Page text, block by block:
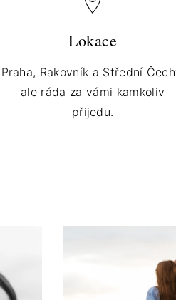
Lokace
Praha, Rakovník a Střední
ale ráda za vámi kamkoliv
přijedu.